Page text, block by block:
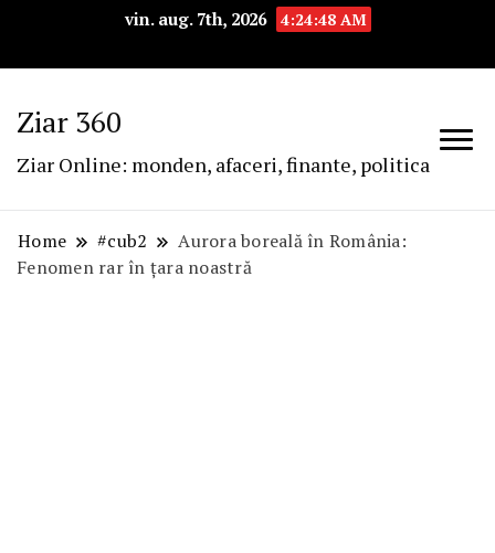
vin. aug. 7th, 2026 4:24:48 AM
Ziar 360
Ziar Online: monden, afaceri, finante, politica
Home #cub2
Aurora boreală în România:
Fenomen rar în țara noastră